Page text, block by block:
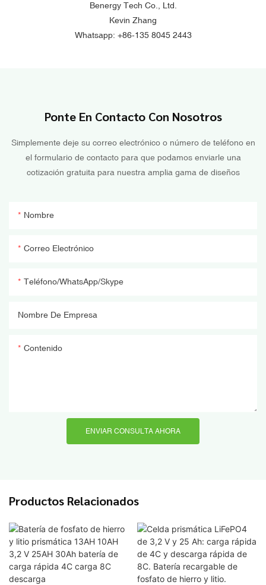
Benergy Tech Co., Ltd.
Kevin Zhang
Whatsapp: +86-135 8045 2443
Ponte En Contacto Con Nosotros
Simplemente deje su correo electrónico o número de teléfono en
el formulario de contacto para que podamos enviarle una
cotización gratuita para nuestra amplia gama de diseños
Nombre
Correo Electrónico
Teléfono/WhatsApp/Skype
Nombre De Empresa
Contenido
ENVIAR CONSULTA AHORA
Productos Relacionados